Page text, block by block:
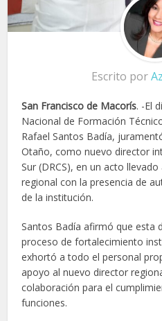
Escrito por
San Francisco de Macorís. -El
Nacional de Formación
Rafael Santos Badía,
Otaño, como nuevo director
Sur (DRCS), en un acto
regional con la presencia de
de la institución.
Santos Badía afirmó que esta
proceso de fortalecimiento
exhortó a todo el personal
apoyo al nuevo director
colaboración para el
funciones.